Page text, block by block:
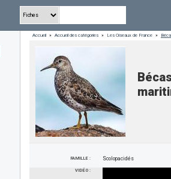
Accueil » Accueil des catégories » Les Oiseaux de France »
FAMILLE : Scolopacidés
VIDÉO :